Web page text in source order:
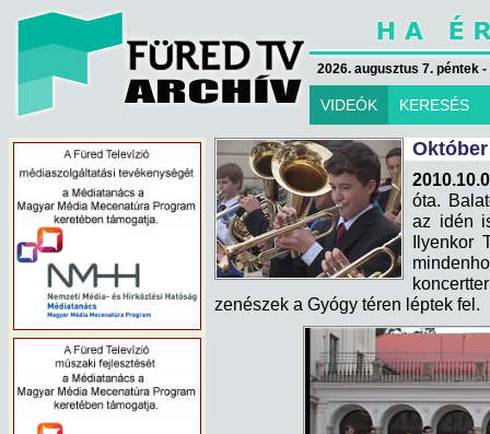
2026. augusztus 7. péntek
VIDEÓK KERESÉS
óta.
az idén
Ilyenkor
zenészek a Gyógy téren léptek fel.